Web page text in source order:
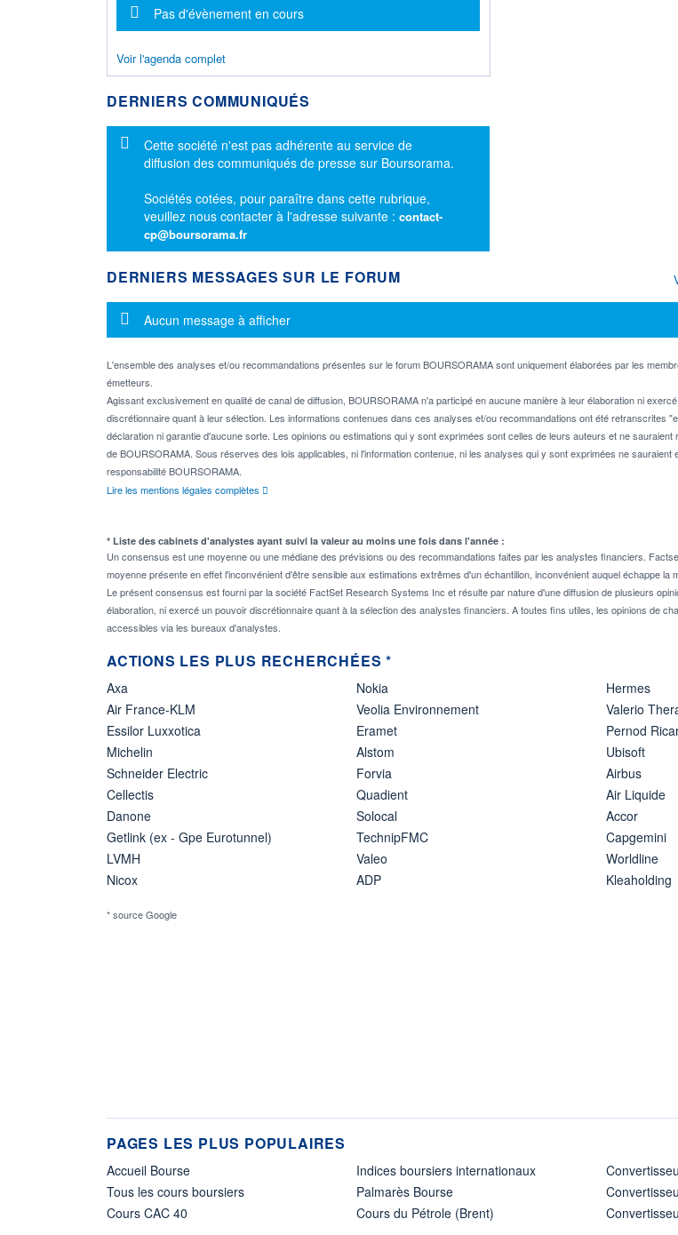
Message d'information
Pas d'évènement en cours
Voir l'agenda complet
DERNIERS COMMUNIQUÉS
Message d'information
Cette société n'est pas adhérente au service de
diffusion des communiqués de presse sur Boursorama.
Sociétés cotées, pour paraître dans cette rubrique,
veuillez nous contacter à l'adresse suivante : contact-
cp@boursorama.fr
DERNIERS MESSAGES SUR LE FORUM
Message d'information
Aucun message à afficher
L'ensemble des analyses et/ou recommandations présentes sur le forum BOURSORAMA sont uniquement élaborées par les
émetteurs.
Agissant exclusivement en qualité de canal de diffusion, BOURSORAMA n'a participé en aucune manière à leur élaboration ni
discrétionnaire quant à leur sélection. Les informations contenues dans ces analyses et/ou recommandations ont été retranscrites
déclaration ni garantie d'aucune sorte. Les opinions ou estimations qui y sont exprimées sont celles de leurs auteurs et ne sauraient
de BOURSORAMA. Sous réserves des lois applicables, ni l'information contenue, ni les analyses qui y sont exprimées ne sauraient
responsabilité BOURSORAMA.
Lire les mentions légales complètes
* Liste des cabinets d'analystes ayant suivi la valeur au moins une fois dans l'année :
Un consensus est une moyenne ou une médiane des prévisions ou des recommandations faites par les analystes financiers.
moyenne présente en effet l'inconvénient d'être sensible aux estimations extrêmes d'un échantillon, inconvénient auquel échappe
Le présent consensus est fourni par la société FactSet Research Systems Inc et résulte par nature d'une diffusion de plusieurs
élaboration, ni exercé un pouvoir discrétionnaire quant à la sélection des analystes financiers. A toutes fins utiles, les opinions de
accessibles via les bureaux d'analystes.
ACTIONS LES PLUS RECHERCHÉES *
Axa
Air France-KLM
Essilor Luxxotica
Michelin
Schneider Electric
Cellectis
Danone
Getlink (ex - Gpe Eurotunnel)
LVMH
Nicox
Nokia
Veolia Environnement
Eramet
Alstom
Forvia
Quadient
Solocal
TechnipFMC
Valeo
ADP
Hermes
Valerio
Pernod
Ubisoft
Airbus
Air Liquide
Accor
Capgemini
Worldline
Kleaholding
* source Google
PAGES LES PLUS POPULAIRES
Accueil Bourse
Tous les cours boursiers
Cours CAC 40
Indices boursiers internationaux
Palmarès Bourse
Cours du Pétrole (Brent)